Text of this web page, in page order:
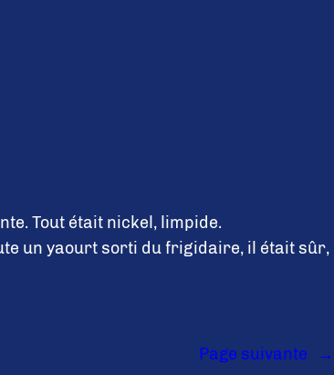
Tout était nickel, limpide.
un yaourt sorti du frigidaire, il était sûr,
Page suivante →